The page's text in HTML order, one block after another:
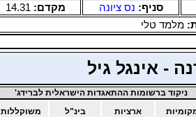
סניף: נס ציונה מקדם: 14.31
מלמד טלי
- אינגל גיל
ניקוד ברשומות ההתאגדות הישראלית לברידג'
ארציות בינ"ל
משוקללות